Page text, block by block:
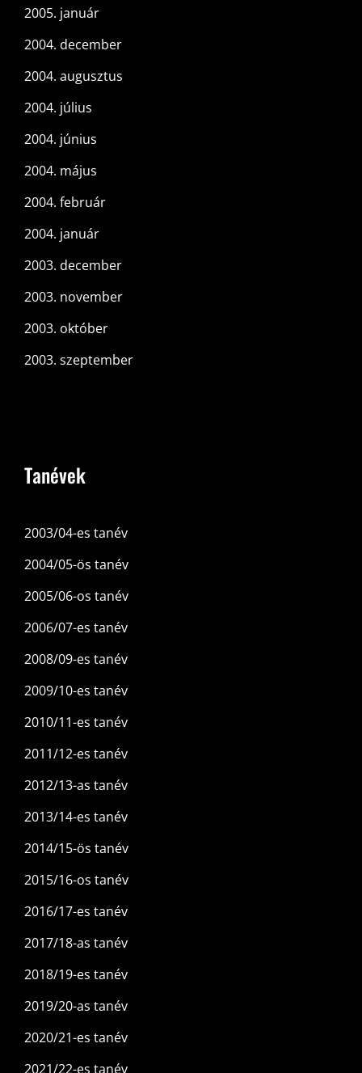
2005. január
2004. december
2004. augusztus
2004. július
2004. június
2004. május
2004. február
2004. január
2003. december
2003. november
2003. október
2003. szeptember
Tanévek
2003/04-es tanév
2004/05-ös tanév
2005/06-os tanév
2006/07-es tanév
2008/09-es tanév
2009/10-es tanév
2010/11-es tanév
2011/12-es tanév
2012/13-as tanév
2013/14-es tanév
2014/15-ös tanév
2015/16-os tanév
2016/17-es tanév
2017/18-as tanév
2018/19-es tanév
2019/20-as tanév
2020/21-es tanév
2021/22-es tanév